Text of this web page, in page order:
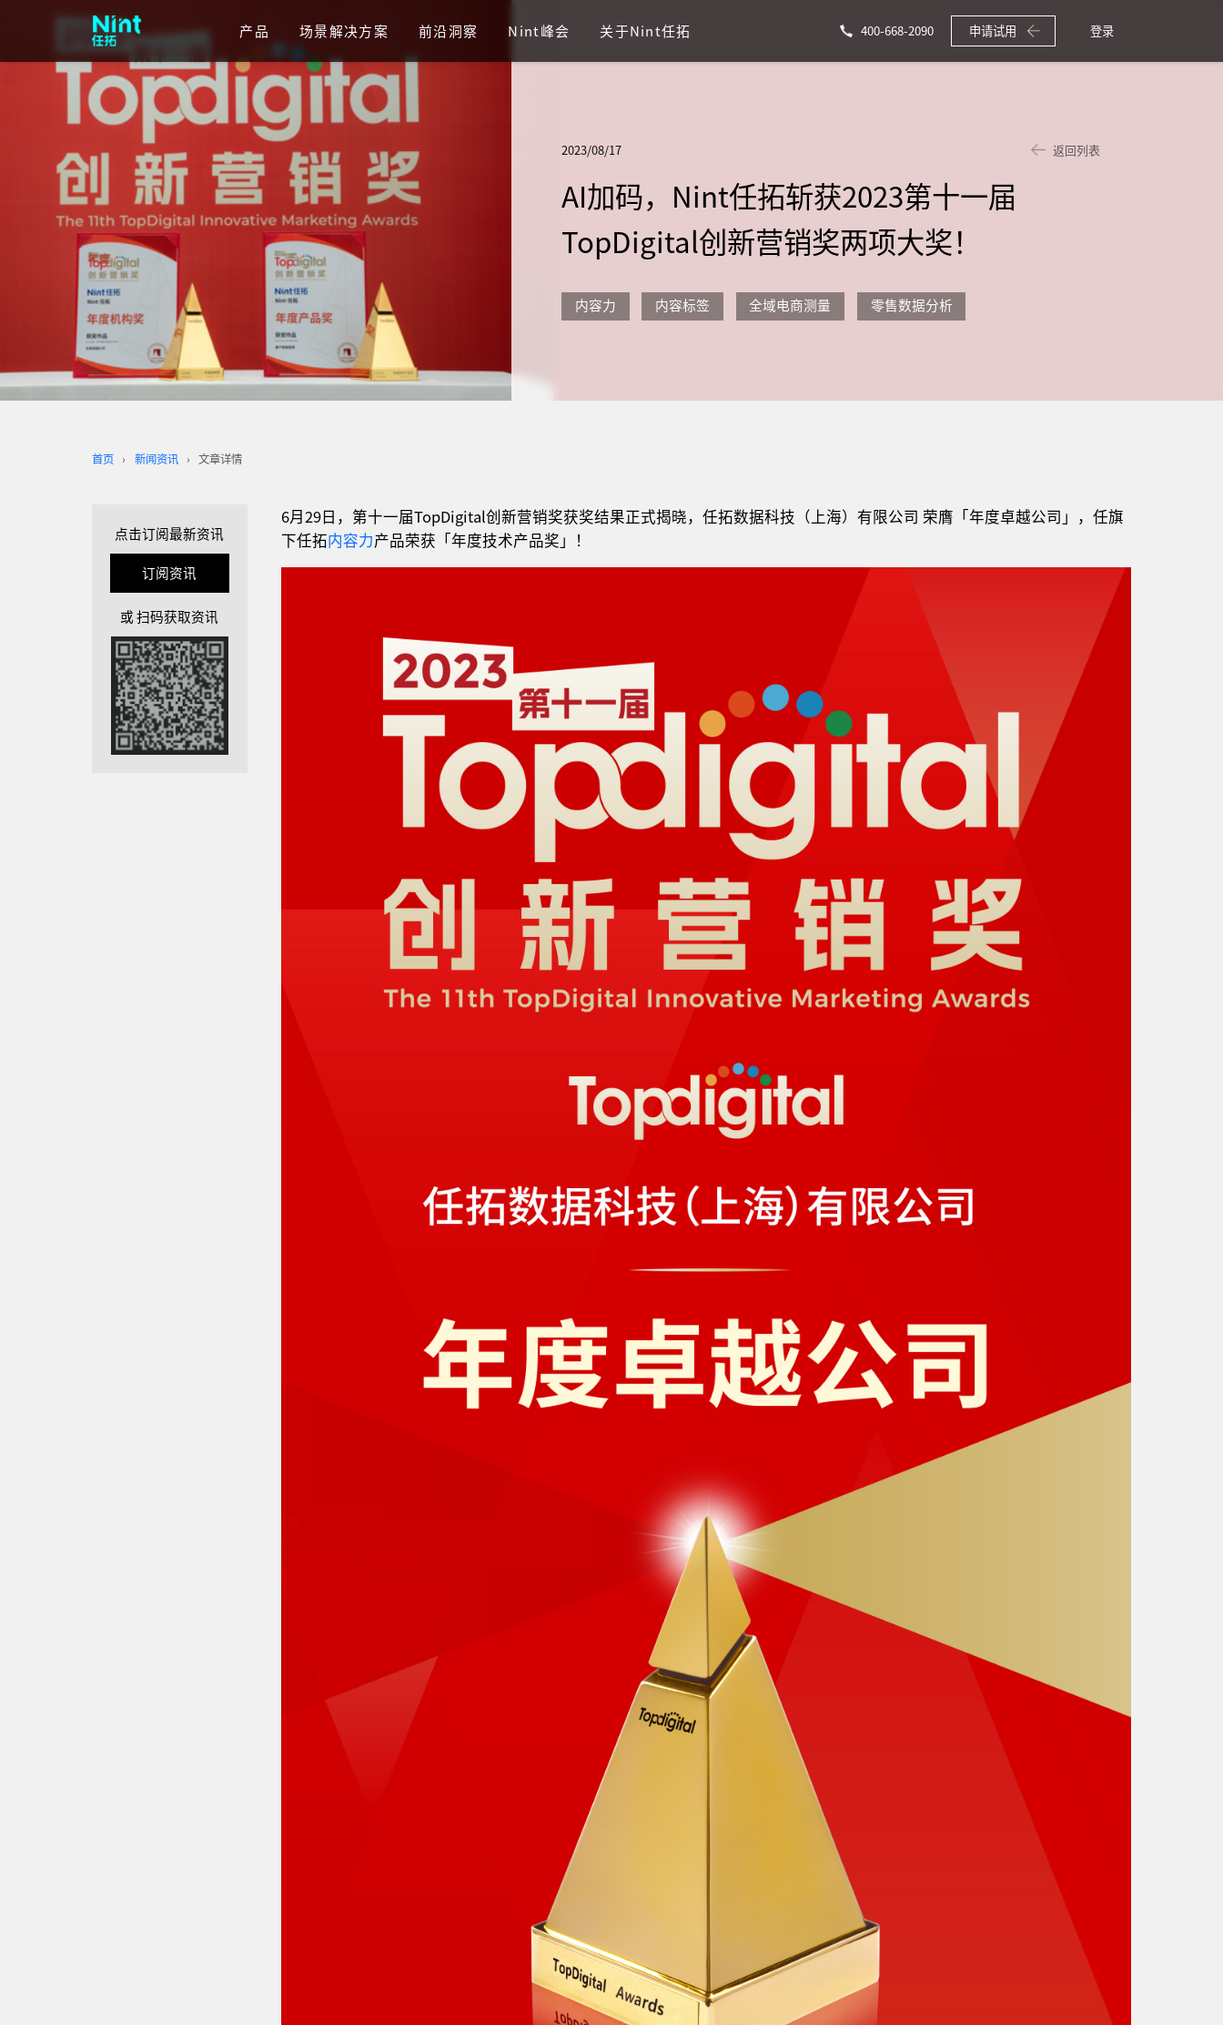
产品 场景解决方案 前沿洞察 Nint峰会 关于Nint任拓 400-668-2090 申请试用 登录
返回列表
2023/08/17
AI加码，Nint任拓斩获2023第十一届
TopDigital创新营销奖两项大奖！
内容力 内容标签 全域电商测量 零售数据分析
首页 新闻资讯 文章详情
点击订阅最新资讯
订阅资讯
或 扫码获取资讯
6月29日，第十一届TopDigital创新营销奖获奖结果正式揭晓，任拓数据科技（上海）有限公司 荣膺「年度卓越公司」，任旗
下任拓内容力产品荣获「年度技术产品奖」！